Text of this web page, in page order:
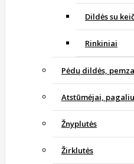
Dildės su
Rinkiniai
Pėdų dildės, pemza
Atstūmėjai,
Žnyplutės
Žirklutės